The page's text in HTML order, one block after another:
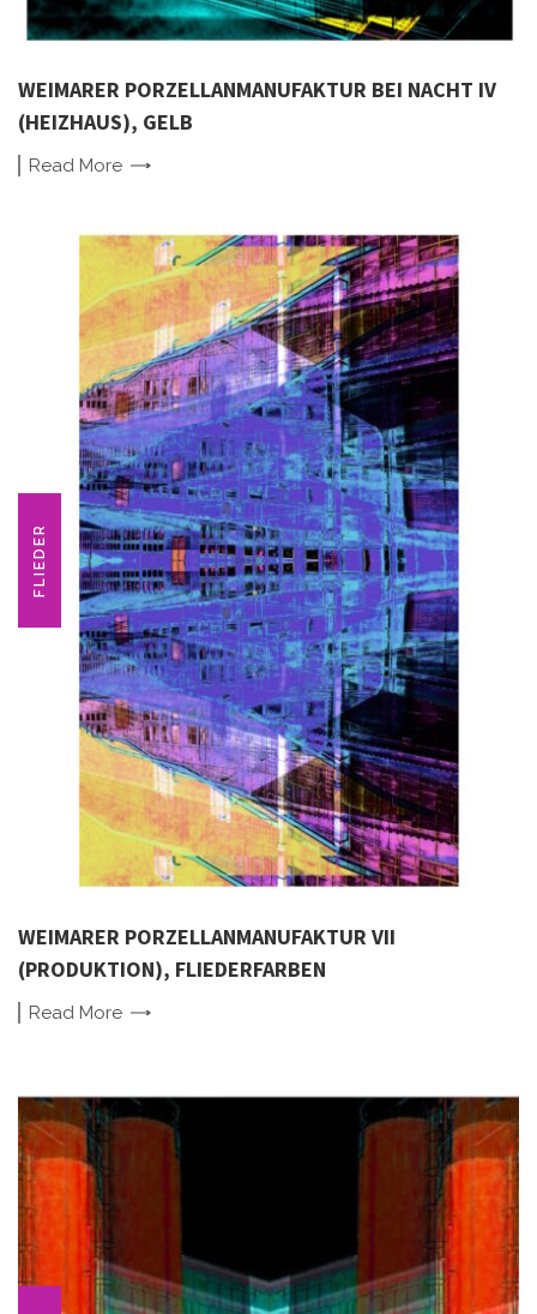
WEIMARER PORZELLANMANUFAKTUR BEI NACHT IV
(HEIZHAUS), GELB
Read More
FLIEDER
WEIMARER PORZELLANMANUFAKTUR VII
(PRODUKTION), FLIEDERFARBEN
Read More